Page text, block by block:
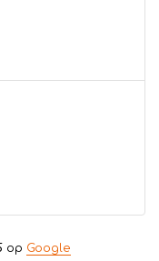
op Google